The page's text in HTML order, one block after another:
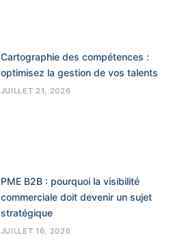
Cartographie des compétences :
optimisez la gestion de vos talents
JUILLET 21, 2026
PME B2B : pourquoi la visibilité
commerciale doit devenir un sujet
stratégique
JUILLET 16, 2026